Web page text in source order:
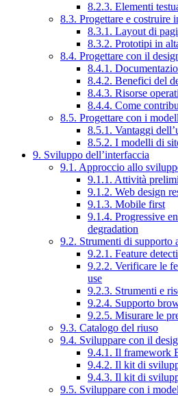
8.2.3. Elementi
8.3. Progettare e costruire
8.3.1. Layout di
8.3.2. Prototipi in
8.4. Progettare con il
8.4.1.
8.4.2. Benefici del
8.4.3. Risorse
8.4.4. Come
8.5. Progettare con i
8.5.1. Vantaggi
8.5.2. I modelli di
9. Sviluppo dell’interfaccia
9.1. Approccio allo
9.1.1. Attività
9.1.2. Web design
9.1.3. Mobile first
9.1.4. Progressive
degradation
9.2. Strumenti di supporto
9.2.1. Feature
9.2.2. Verificare le
use
9.2.3. Strumenti e
9.2.4. Supporto
9.2.5. Misurare le
9.3. Catalogo del riuso
9.4. Sviluppare con il
9.4.1. Il framework
9.4.2. Il kit di
9.4.3. Il kit di
9.5. Sviluppare con i